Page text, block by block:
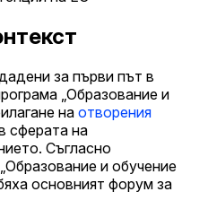
за първи път в
„Образование и
на отворения
сферата на
Съгласно
и обучение
основният форум за